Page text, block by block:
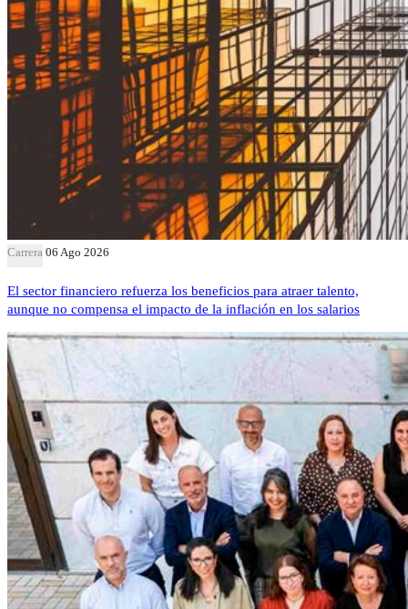
Carrera 06 Ago 2026
El sector financiero refuerza los beneficios para atraer talento,
aunque no compensa el impacto de la inflación en los salarios